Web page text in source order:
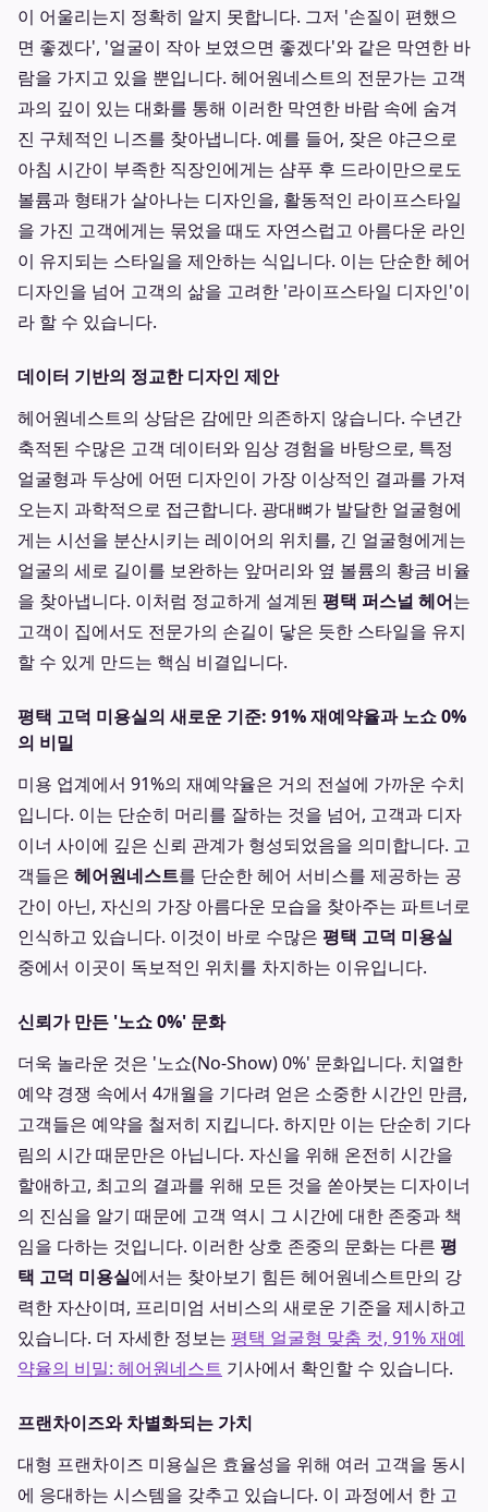
이 어울리는지 정확히 알지 못합니다. 그저 '손질이 편했으
면 좋겠다', '얼굴이 작아 보였으면 좋겠다'와 같은 막연한 바
람을 가지고 있을 뿐입니다. 헤어원네스트의 전문가는 고객
과의 깊이 있는 대화를 통해 이러한 막연한 바람 속에 숨겨
진 구체적인 니즈를 찾아냅니다. 예를 들어, 잦은 야근으로
아침 시간이 부족한 직장인에게는 샴푸 후 드라이만으로도
볼륨과 형태가 살아나는 디자인을, 활동적인 라이프스타일
을 가진 고객에게는 묶었을 때도 자연스럽고 아름다운 라인
이 유지되는 스타일을 제안하는 식입니다. 이는 단순한 헤어
디자인을 넘어 고객의 삶을 고려한 '라이프스타일 디자인'이
라 할 수 있습니다.
데이터 기반의 정교한 디자인 제안
헤어원네스트의 상담은 감에만 의존하지 않습니다. 수년간
축적된 수많은 고객 데이터와 임상 경험을 바탕으로, 특정
얼굴형과 두상에 어떤 디자인이 가장 이상적인 결과를 가져
오는지 과학적으로 접근합니다. 광대뼈가 발달한 얼굴형에
게는 시선을 분산시키는 레이어의 위치를, 긴 얼굴형에게는
얼굴의 세로 길이를 보완하는 앞머리와 옆 볼륨의 황금 비율
을 찾아냅니다. 이처럼 정교하게 설계된 평택 퍼스널 헤어는
고객이 집에서도 전문가의 손길이 닿은 듯한 스타일을 유지
할 수 있게 만드는 핵심 비결입니다.
평택 고덕 미용실의 새로운 기준: 91% 재예약율과 노쇼 0%
의 비밀
미용 업계에서 91%의 재예약율은 거의 전설에 가까운 수치
입니다. 이는 단순히 머리를 잘하는 것을 넘어, 고객과 디자
이너 사이에 깊은 신뢰 관계가 형성되었음을 의미합니다. 고
객들은 헤어원네스트를 단순한 헤어 서비스를 제공하는 공
간이 아닌, 자신의 가장 아름다운 모습을 찾아주는 파트너로
인식하고 있습니다. 이것이 바로 수많은 평택 고덕 미용실
중에서 이곳이 독보적인 위치를 차지하는 이유입니다.
신뢰가 만든 '노쇼 0%' 문화
더욱 놀라운 것은 '노쇼(No-Show) 0%' 문화입니다. 치열한
예약 경쟁 속에서 4개월을 기다려 얻은 소중한 시간인 만큼,
고객들은 예약을 철저히 지킵니다. 하지만 이는 단순히 기다
림의 시간 때문만은 아닙니다. 자신을 위해 온전히 시간을
할애하고, 최고의 결과를 위해 모든 것을 쏟아붓는 디자이너
의 진심을 알기 때문에 고객 역시 그 시간에 대한 존중과 책
임을 다하는 것입니다. 이러한 상호 존중의 문화는 다른 평
택 고덕 미용실에서는 찾아보기 힘든 헤어원네스트만의 강
력한 자산이며, 프리미엄 서비스의 새로운 기준을 제시하고
있습니다. 더 자세한 정보는 평택 얼굴형 맞춤 컷, 91% 재예
약율의 비밀: 헤어원네스트 기사에서 확인할 수 있습니다.
프랜차이즈와 차별화되는 가치
대형 프랜차이즈 미용실은 효율성을 위해 여러 고객을 동시
에 응대하는 시스템을 갖추고 있습니다. 이 과정에서 한 고